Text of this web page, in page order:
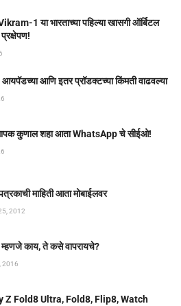
1 या भारताच्या पहिल्या खासगी ऑर्बिटल
आणि इतर प्रॉडक्टच्या किंमती वाढवल्या
कुणाल शहा आता WhatsApp चे सीईओ!
माहिती आता मोबाईलवर
2012
काय, ते कसे वापरायचे?
2016
Z Fold8 Ultra, Fold8, Flip8, Watch